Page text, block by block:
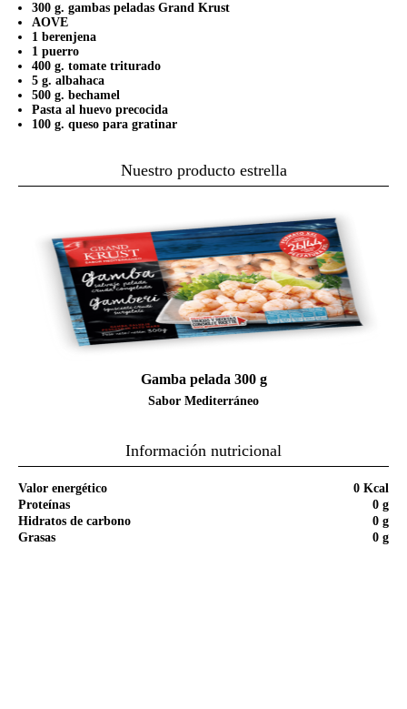
300 g. gambas peladas Grand Krust
AOVE
1 berenjena
1 puerro
400 g. tomate triturado
5 g. albahaca
500 g. bechamel
Pasta al huevo precocida
100 g. queso para gratinar
Nuestro producto estrella
Gamba pelada 300 g
Sabor Mediterráneo
Información nutricional
Valor energético
0 Kcal
Proteínas
0 g
Hidratos de carbono
0 g
Grasas
0 g